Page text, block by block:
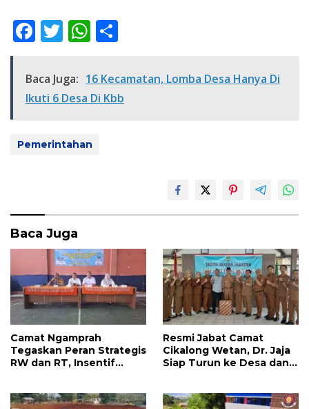
F
e
b
o
o
T
itt
er
W
at
s
A
p
ar
e
Baca Juga: 16 Kecamatan, Lomba Desa Hanya Di
Ikuti 6 Desa Di Kbb
Pemerintahan
Baca Juga
Camat Ngamprah
Tegaskan Peran Strategis
RW dan RT, Insentif
Pengabdian
Resmi Jabat Camat
Cikalong Wetan, Dr. Jaja
Siap Turun ke Desa dan
Lebih Maju